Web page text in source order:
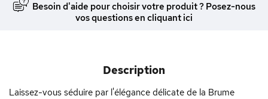
Besoin d'aide pour choisir votre produit ? Posez-nous
vos questions en cliquant ici
Description
Laissez-vous séduire par l'élégance délicate de la Brume